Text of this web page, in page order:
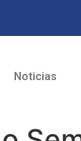
Noticias